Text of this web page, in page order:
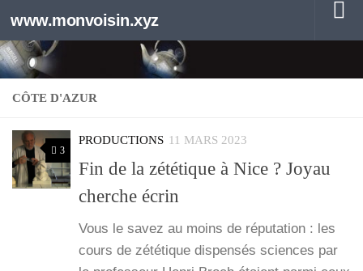
Au dessous du contenu
www.monvoisin.xyz
CÔTE D'AZUR
3
PRODUCTIONS 11 MARS 2023
Fin de la zététique à Nice ? Joyau
cherche écrin
Vous le savez au moins de répu­ta­tion : les
cours de zété­tique dis­pen­sés sciences par